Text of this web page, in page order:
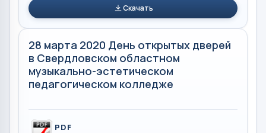
Скачать
28 марта 2020 День открытых дверей
в Свердловском областном
музыкально-эстетическом
педагогическом колледже
PDF